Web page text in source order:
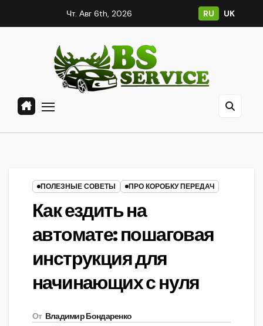
к
Чт. Авг 6th, 2026 RU UK
ПОЛЕЗНЫЕ СОВЕТЫ ПРО КОРОБКУ ПЕРЕДАЧ
Как ездить на
автомате: пошаговая
инструкция для
начинающих с нуля
От Владимир Бондаренко